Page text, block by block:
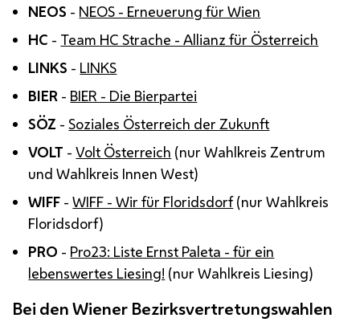
NEOS - NEOS - Erneuerung für Wien
HC - Team HC Strache - Allianz für Österreich
LINKS - LINKS
BIER - BIER - Die Bierpartei
SÖZ -Soziales Österreich der Zukunft
VOLT -Volt Österreich (nur Wahlkreis Zentrum
und Wahlkreis Innen West)
WIFF -WIFF - Wir für Floridsdorf(nur Wahlkreis
Floridsdorf)
PRO - Pro23: Liste Ernst Paleta - für ein
lebenswertes Liesing! (nur Wahlkreis Liesing)
Bei den Wiener Bezirksvertretungswahlen